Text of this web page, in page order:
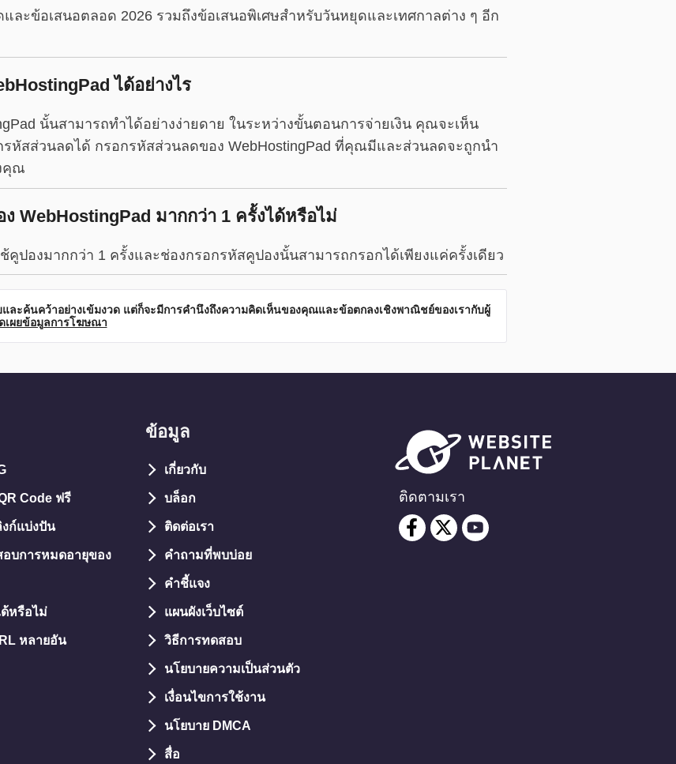
และข้อเสนอตลอด 2026 รวมถึงข้อเสนอพิเศษสำหรับวันหยุดและเทศกาลต่าง ๆ อีก
ได้อย่างไร
นั้นสามารถทำได้อย่างง่ายดาย ในระหว่างขั้นตอนการจ่ายเงิน คุณจะเห็น
หัสส่วนลดได้ กรอกรหัสส่วนลดของ WebHostingPad ที่คุณมีและส่วนลดจะถูกนำ
คุณ
WebHostingPad มากกว่า 1 ครั้งได้หรือไม่
คูปองมากกว่า 1 ครั้งและช่องกรอกรหัสคูปองนั้นสามารถกรอกได้เพียงแค่ครั้งเดียว
ละค้นคว้าอย่างเข้มงวด แต่ก็จะมีการคำนึงถึงความคิดเห็นของคุณและข้อตกลงเชิงพาณิชย์ของเรากับผู้
เผยข้อมูลการโฆษณา
Code ฟรี
งก์แบ่งปัน
อบการหมดอายุของ
ด้หรือไม่
หลายอัน
ข้อมูล
เกี่ยวกับ
บล็อก
ติดต่อเรา
คำถามที่พบบ่อย
คำชี้แจง
แผนผังเว็บไซต์
วิธีการทดสอบ
นโยบายความเป็นส่วนตัว
เงื่อนไขการใช้งาน
นโยบาย DMCA
สื่อ
ติดตามเรา